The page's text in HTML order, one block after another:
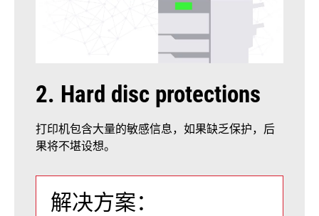
2. Hard disc protections
打印机包含大量的敏感信息，如果缺乏保护，后
果将不堪设想。
解决方案：